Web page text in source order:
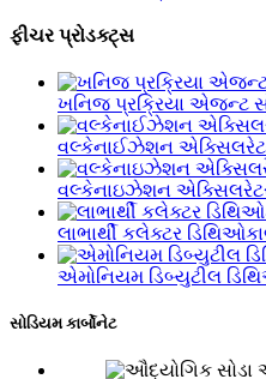
ફીચર પ્રોડક્ટ્સ
ખનિજ પ્રક્રિયા એજન્ટ
વલ્કેનાઈઝેશન
વલ્કેનાઇઝેશન
લાભાર્થી કલેક્ટર
એમોનિયમ ડિબ્યુટીલ
સોડિયમ કાર્બોનેટ